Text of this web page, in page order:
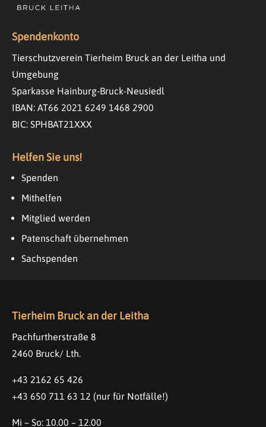
Spendenkonto
Tierschutzverein Tierheim Bruck an der Leitha und
Umgebung
Sparkasse Hainburg-Bruck-Neusiedl
IBAN: AT66 2021 6249 1468 2900
BIC: SPHBAT21XXX
Helfen Sie uns!
Spenden
Mithelfen
Mitglied werden
Patenschaft übernehmen
Sachspenden
Tierheim Bruck an der Leitha
Pachfurtherstraße 8
2460 Bruck/ Lth.
+43 2162 65 426
+43 650 711 63 12 (nur für Notfälle!)
Mi – So: 10.00 – 12.00